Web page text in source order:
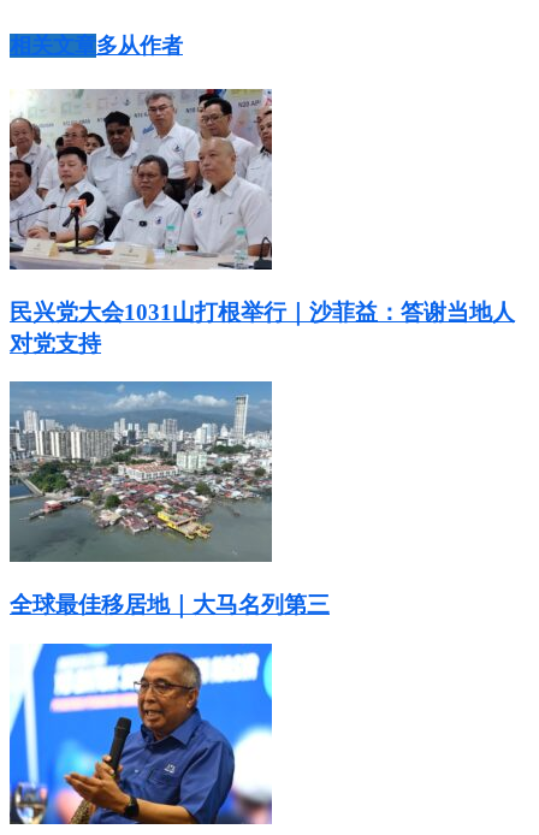
相关文章多从作者
民兴党大会1031山打根举行｜沙菲益：答谢当地人
对党支持
全球最佳移居地｜大马名列第三